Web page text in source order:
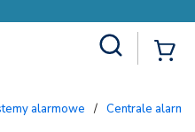
alarmowe / Centrale